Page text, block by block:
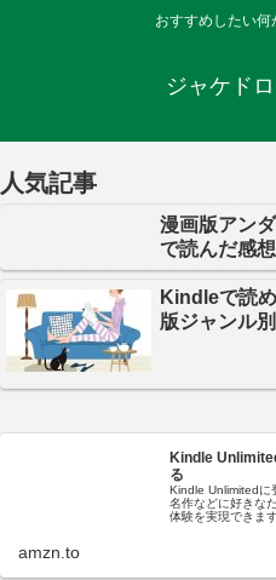
おすすめしたい何
ジャケド
人気記事
漫画版アン
で読んだ感
Kindleで読
版ジャンル
Kindle
る
Kindle Unlimitedに
名作などに好きな
体験を実現できます
amzn.to